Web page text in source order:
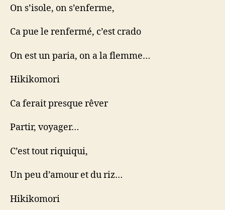
On s’isole, on s’enferme,
Ca pue le renfermé, c’est crado
On est un paria, on a la flemme…
Hikikomori
Ca ferait presque rêver
Partir, voyager…
C’est tout riquiqui,
Un peu d’amour et du riz…
Hikikomori